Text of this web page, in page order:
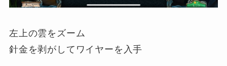
左上の雲をズーム
針金を剥がしてワイヤーを入手